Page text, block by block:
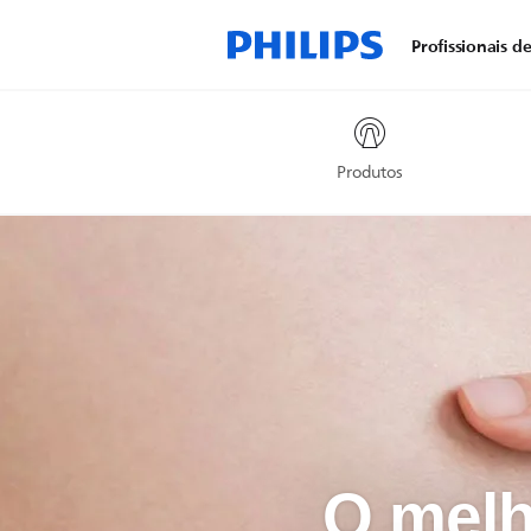
Profissionais
Produtos